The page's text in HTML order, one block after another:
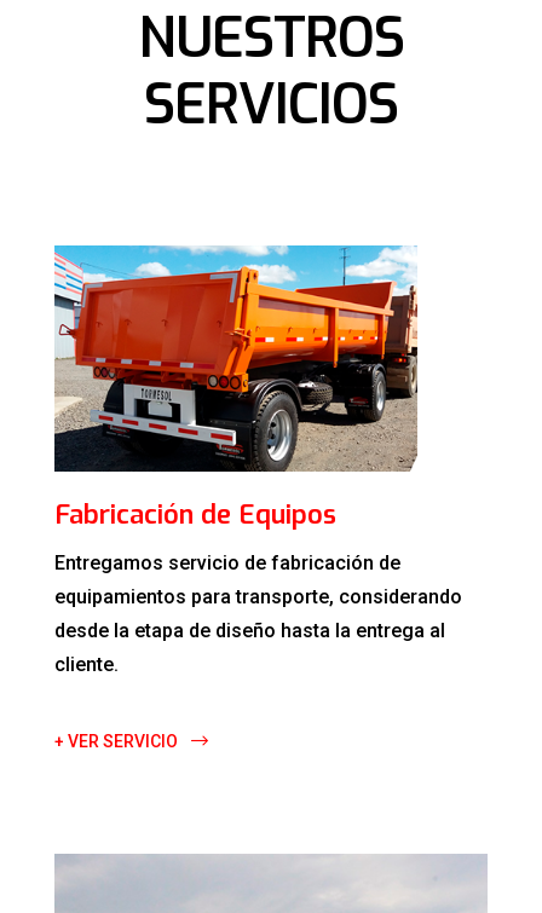
NUESTROS
SERVICIOS
Fabricación de Equipos
Entregamos servicio de fabricación de
equipamientos para transporte, considerando
desde la etapa de diseño hasta la entrega al
cliente.
+ VER SERVICIO